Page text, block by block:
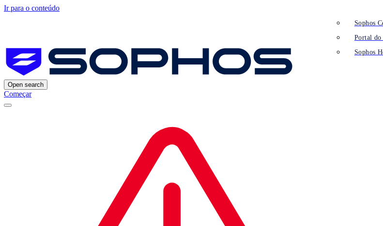
Ir para o conteúdo
Open search
Começar
Sophos
Portal do
Sophos